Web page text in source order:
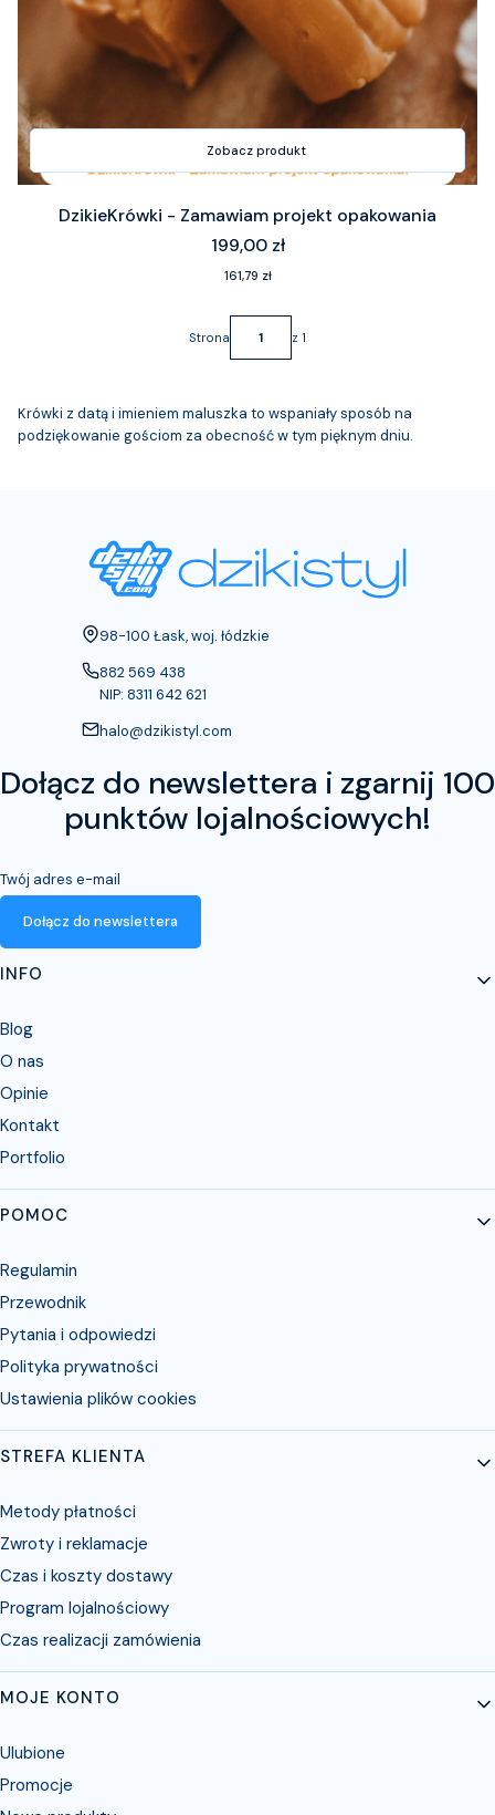
Zobacz produkt
DzikieKrówki - Zamawiam projekt opakowania
Cena
199,00 zł
Cena
161,79 zł
Strona z 1
Krówki z datą i imieniem maluszka to wspaniały sposób na
podziękowanie gościom za obecność w tym pięknym dniu.
Adres:
98-100 Łask, woj. łódzkie
882 569 438
NIP: 8311 642 621
halo@dzikistyl.com
Dołącz do newslettera i zgarnij 100
punktów lojalnościowych!
Twój adres e-mail
Dołącz do newslettera
Linki w stopce
INFO
Blog
O nas
Opinie
Kontakt
Portfolio
POMOC
Regulamin
Przewodnik
Pytania i odpowiedzi
Polityka prywatności
Ustawienia plików cookies
STREFA KLIENTA
Metody płatności
Zwroty i reklamacje
Czas i koszty dostawy
Program lojalnościowy
Czas realizacji zamówienia
MOJE KONTO
Ulubione
Promocje